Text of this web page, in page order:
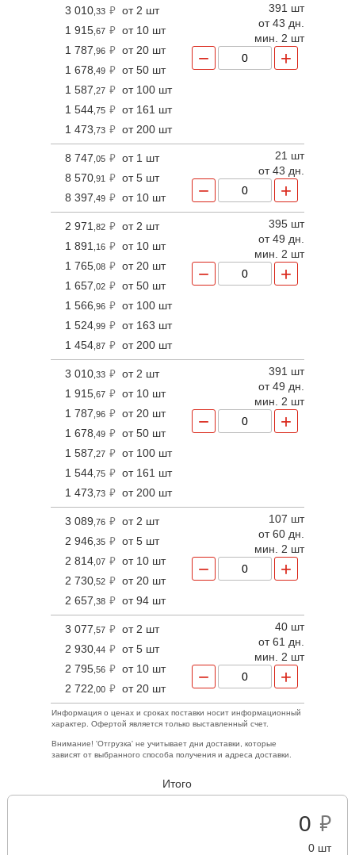
3 010 ,33
от 2 шт
1 915 ,67
от 10 шт
1 787 ,96
от 20 шт
1 678 ,49
от 50 шт
1 587 ,27
от 100 шт
1 544 ,75
от 161 шт
1 473 ,73 от 200 шт
391 шт
от 43 дн.
мин. 2 шт
− +
8 747 ,05
от 1 шт
8 570 ,91
от 5 шт
8 397 ,49 от 10 шт
21 шт
от 43 дн.
− +
2 971 ,82
от 2 шт
1 891 ,16
от 10 шт
1 765 ,08
от 20 шт
1 657 ,02
от 50 шт
1 566 ,96
от 100 шт
1 524 ,99
от 163 шт
1 454 ,87 от 200 шт
395 шт
от 49 дн.
мин. 2 шт
− +
3 010 ,33
от 2 шт
1 915 ,67
от 10 шт
1 787 ,96
от 20 шт
1 678 ,49
от 50 шт
1 587 ,27
от 100 шт
1 544 ,75
от 161 шт
1 473 ,73 от 200 шт
391 шт
от 49 дн.
мин. 2 шт
− +
3 089 ,76
от 2 шт
2 946 ,35
от 5 шт
2 814 ,07
от 10 шт
2 730 ,52
от 20 шт
2 657 ,38 от 94 шт
107 шт
от 60 дн.
мин. 2 шт
− +
3 077 ,57
от 2 шт
2 930 ,44
от 5 шт
2 795 ,56
от 10 шт
2 722 ,00 от 20 шт
40 шт
от 61 дн.
мин. 2 шт
− +
Информация о ценах и сроках поставки носит информационный
характер. Офертой является только выставленный счет.
Внимание! 'Отгрузка' не учитывает дни доставки, которые
зависят от выбранного способа получения и адреса доставки.
Итого
0
0 шт